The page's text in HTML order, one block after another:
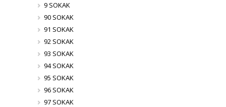
9 SOKAK
90 SOKAK
91 SOKAK
92 SOKAK
93 SOKAK
94 SOKAK
95 SOKAK
96 SOKAK
97 SOKAK